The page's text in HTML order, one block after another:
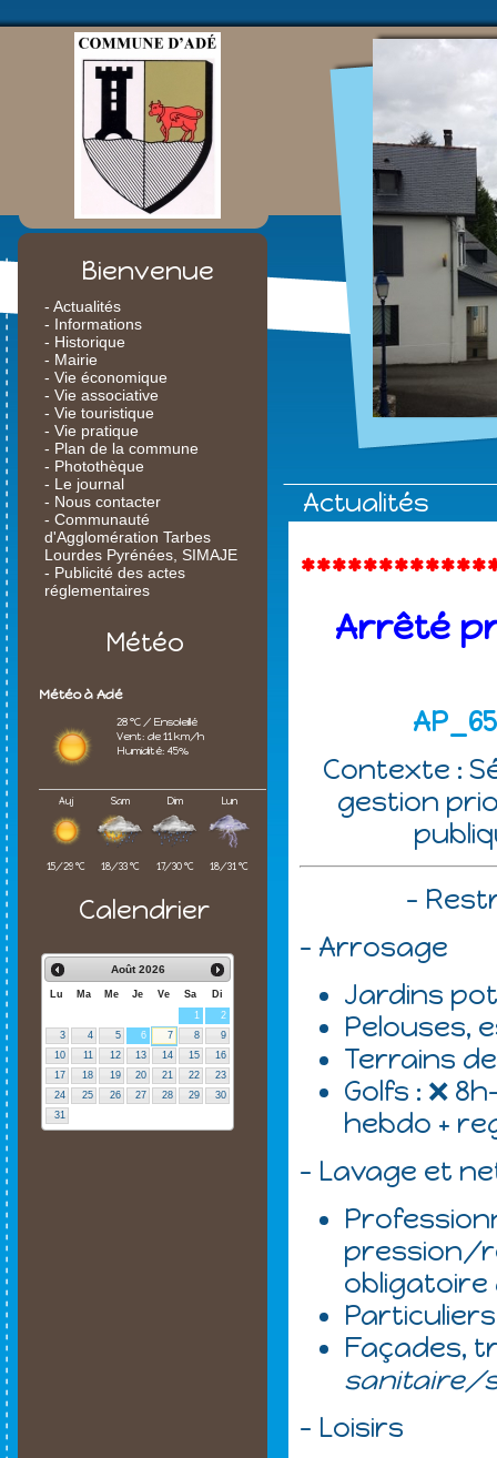
Bienvenue
- Actualités
- Informations
- Historique
- Mairie
- Vie économique
- Vie associative
- Vie touristique
- Vie pratique
- Plan de la commune
- Photothèque
- Le journal
- Nous contacter
- Communauté
d'Agglomération Tarbes
Lourdes Pyrénées, SIMAJE
- Publicité des actes
réglementaires
Météo
Météo à Adé
28 °C / Ensoleillé
Vent: de 11 km/h
Humidité: 45%
Auj
15/29 °C
Sam
18/33 °C
Dim
17/30 °C
Lun
18/31 °C
Calendrier
Août 2026
Lu Ma Me Je Ve Sa
Di
1
2
3
4 5 6 7 8
9
10
11 12 13 14 15
16
17
18 19 20 21 22
23
24
25 26 27 28 29
30
31
Actualités
Arrêté
Contexte :
gestion
-
- Arrosage
Jardins
Pelouses,
Terrains
Golfs : ❌
hebdo +
- Lavage et
pression/
obligatoire
Façades,
sanitaire/
- Loisirs